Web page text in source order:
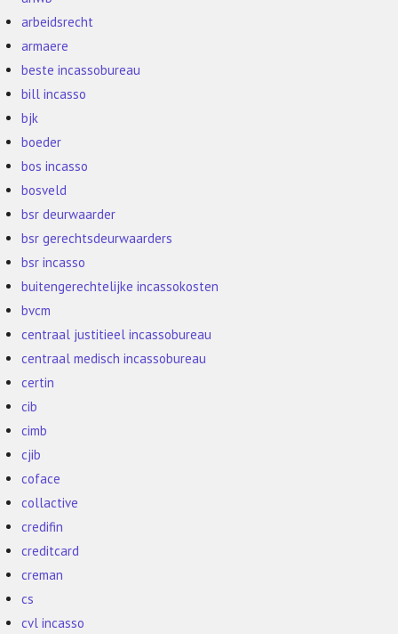
arbeidsrecht
armaere
beste incassobureau
bill incasso
bjk
boeder
bos incasso
bosveld
bsr deurwaarder
bsr gerechtsdeurwaarders
bsr incasso
buitengerechtelijke incassokosten
bvcm
centraal justitieel incassobureau
centraal medisch incassobureau
certin
cib
cimb
cjib
coface
collactive
credifin
creditcard
creman
cs
cvl incasso